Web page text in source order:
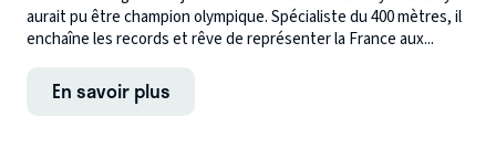
aurait pu être champion olympique. Spécialiste du 400 mètres, il
enchaîne les records et rêve de représenter la France aux...
En savoir plus